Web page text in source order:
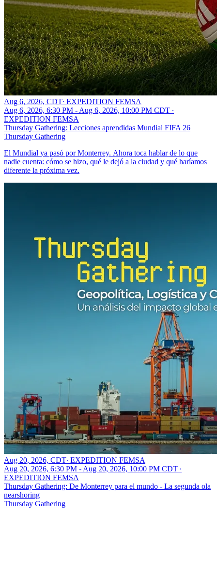
Aug 6, 2026, CDT∙ EXPEDITION FEMSA
Aug 6, 2026, 6:30 PM - Aug 6, 2026, 10:00 PM CDT ∙
EXPEDITION FEMSA
Thursday Gathering: Lecciones aprendidas Mundial FIFA 26
Thursday Gathering
El Mundial ya pasó por Monterrey. Ahora toca hablar de lo que
nadie cuenta: cómo se hizo, qué le dejó a la ciudad y qué haríamos
diferente la próxima vez.
Aug 20, 2026, CDT∙ EXPEDITION FEMSA
Aug 20, 2026, 6:30 PM - Aug 20, 2026, 10:00 PM CDT ∙
EXPEDITION FEMSA
Thursday Gathering: De Monterrey para el mundo - La segunda ola
nearshoring
Thursday Gathering